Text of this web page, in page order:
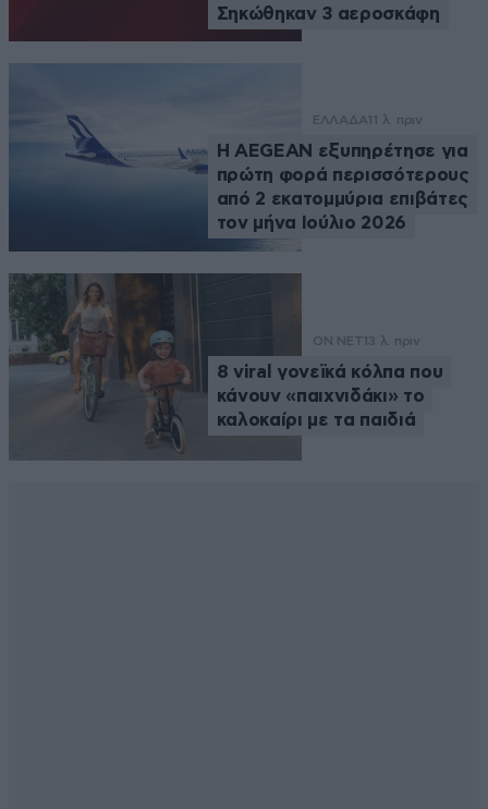
Σηκώθηκαν 3 αεροσκάφη
ΕΛΛΑΔΑ 11 λ. πριν
Η AEGEAN εξυπηρέτησε για
πρώτη φορά περισσότερους
από 2 εκατομμύρια επιβάτες
τον μήνα Ιούλιο 2026
ON NET 13 λ. πριν
8 viral γονεϊκά κόλπα που
κάνουν «παιχνιδάκι» το
καλοκαίρι με τα παιδιά